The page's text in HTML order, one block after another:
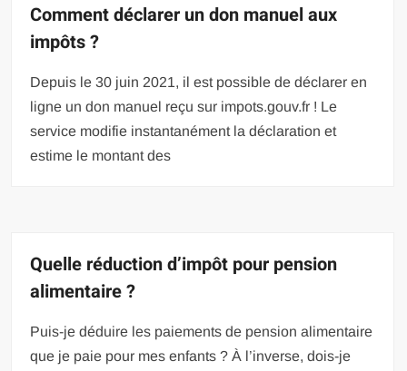
Comment déclarer un don manuel aux
impôts ?
Depuis le 30 juin 2021, il est possible de déclarer en
ligne un don manuel reçu sur impots.gouv.fr ! Le
service modifie instantanément la déclaration et
estime le montant des
Quelle réduction d’impôt pour pension
alimentaire ?
Puis-je déduire les paiements de pension alimentaire
que je paie pour mes enfants ? À l’inverse, dois-je